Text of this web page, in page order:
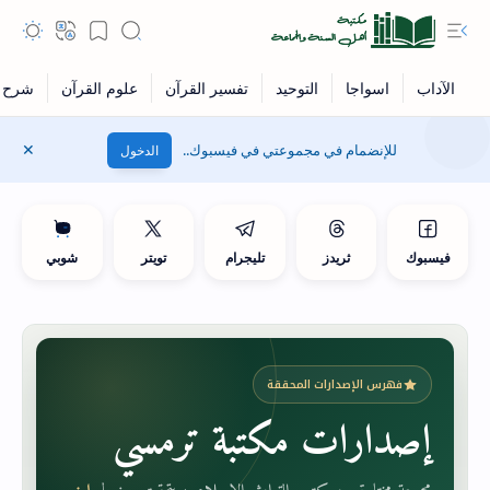
للإنضمام في مجموعتي في فيسبوك.. الدخول
فيسبوك ثريدز تليجرام تويتر شوبي
فهرس الإصدارات المحققة
إصدارات مكتبة ترمسي